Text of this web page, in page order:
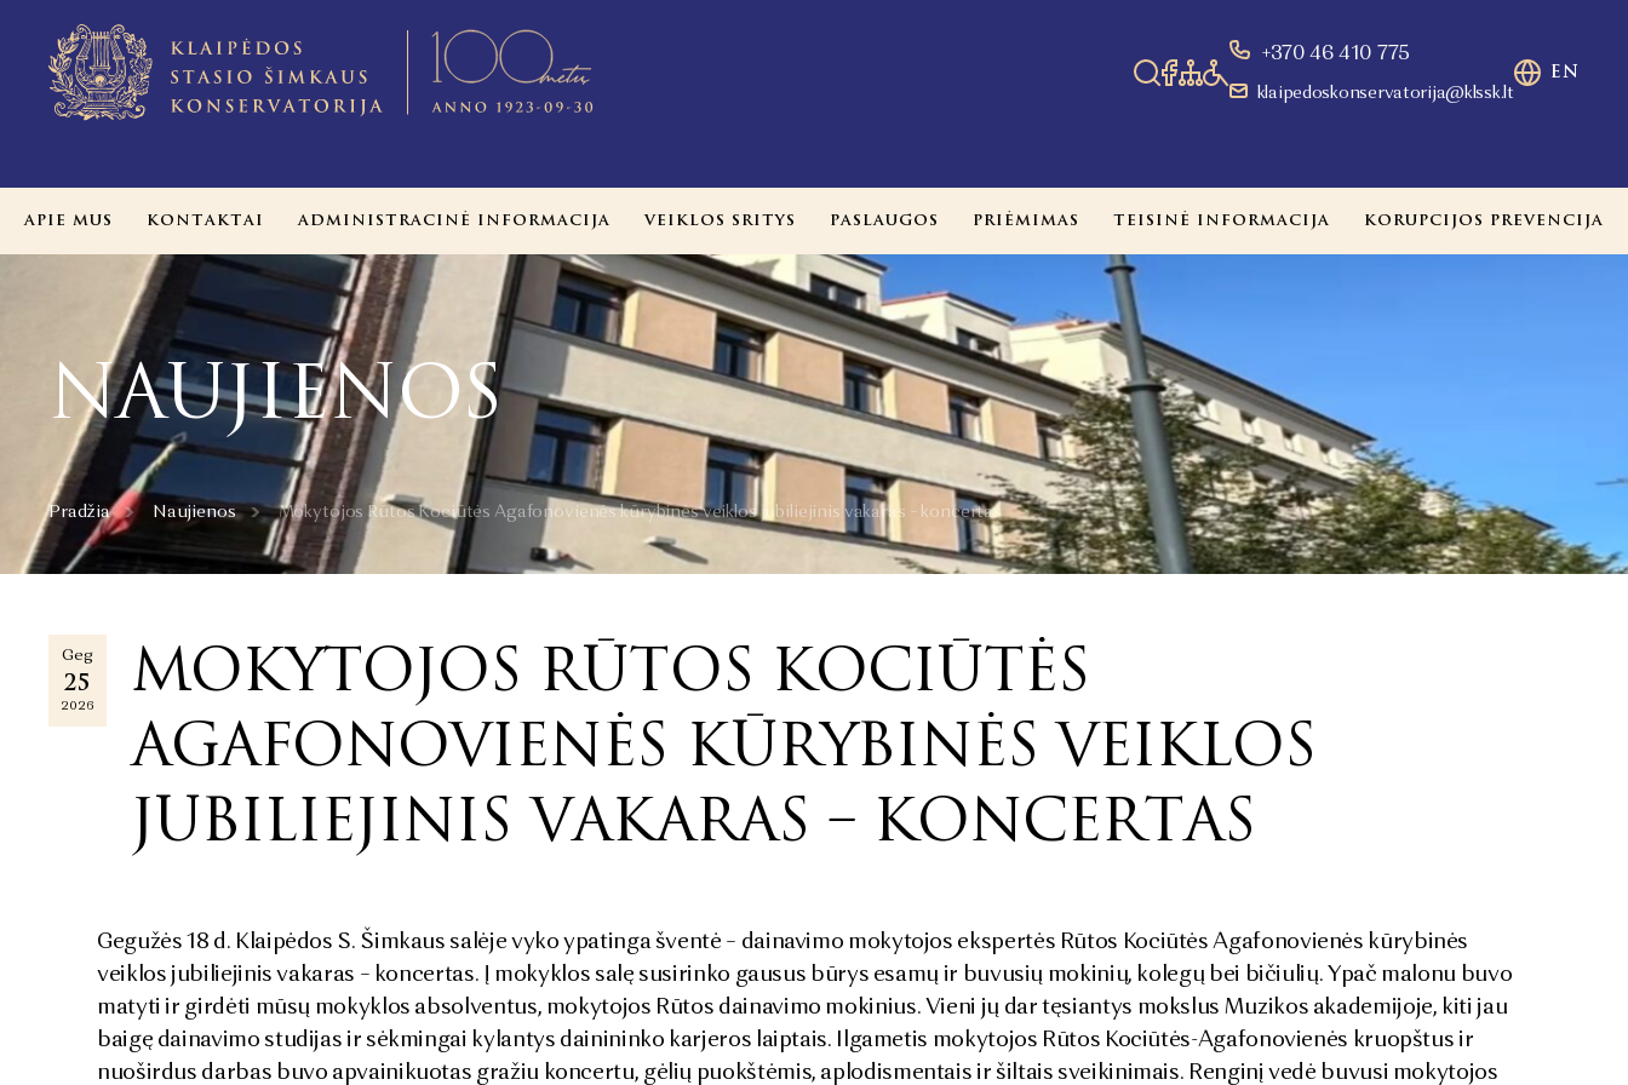
+370 46 410 775
klaipedoskonservatorija@klssk.lt
EN
APIE MUS KONTAKTAI ADMINISTRACINĖ INFORMACIJA VEIKLOS SRITYS PASLAUGOS PRIĖMIMAS TEISINĖ INFORMACIJA KORUPCIJOS PREVENCIJA
NAUJIENOS
Pradžia Naujienos Mokytojos Rūtos Kociūtės Agafonovienės kūrybinės veiklos jubiliejinis vakaras – koncertas
Geg
25
2026
MOKYTOJOS RŪTOS KOCIŪTĖS
AGAFONOVIENĖS KŪRYBINĖS VEIKLOS
JUBILIEJINIS VAKARAS – KONCERTAS
Gegužės 18 d. Klaipėdos S. Šimkaus salėje vyko ypatinga šventė – dainavimo mokytojos ekspertės Rūtos Kociūtės Agafonovienės kūrybinės
veiklos jubiliejinis vakaras – koncertas. Į mokyklos salę susirinko gausus būrys esamų ir buvusių mokinių, kolegų bei bičiulių. Ypač malonu buvo
matyti ir girdėti mūsų mokyklos absolventus, mokytojos Rūtos dainavimo mokinius. Vieni jų dar tęsiantys mokslus Muzikos akademijoje, kiti jau
baigę dainavimo studijas ir sėkmingai kylantys dainininko karjeros laiptais. Ilgametis mokytojos Rūtos Kociūtės-Agafonovienės kruopštus ir
nuoširdus darbas buvo apvainikuotas gražiu koncertu, gėlių puokštėmis, aplodismentais ir šiltais sveikinimais. Renginį vedė buvusi mokytojos